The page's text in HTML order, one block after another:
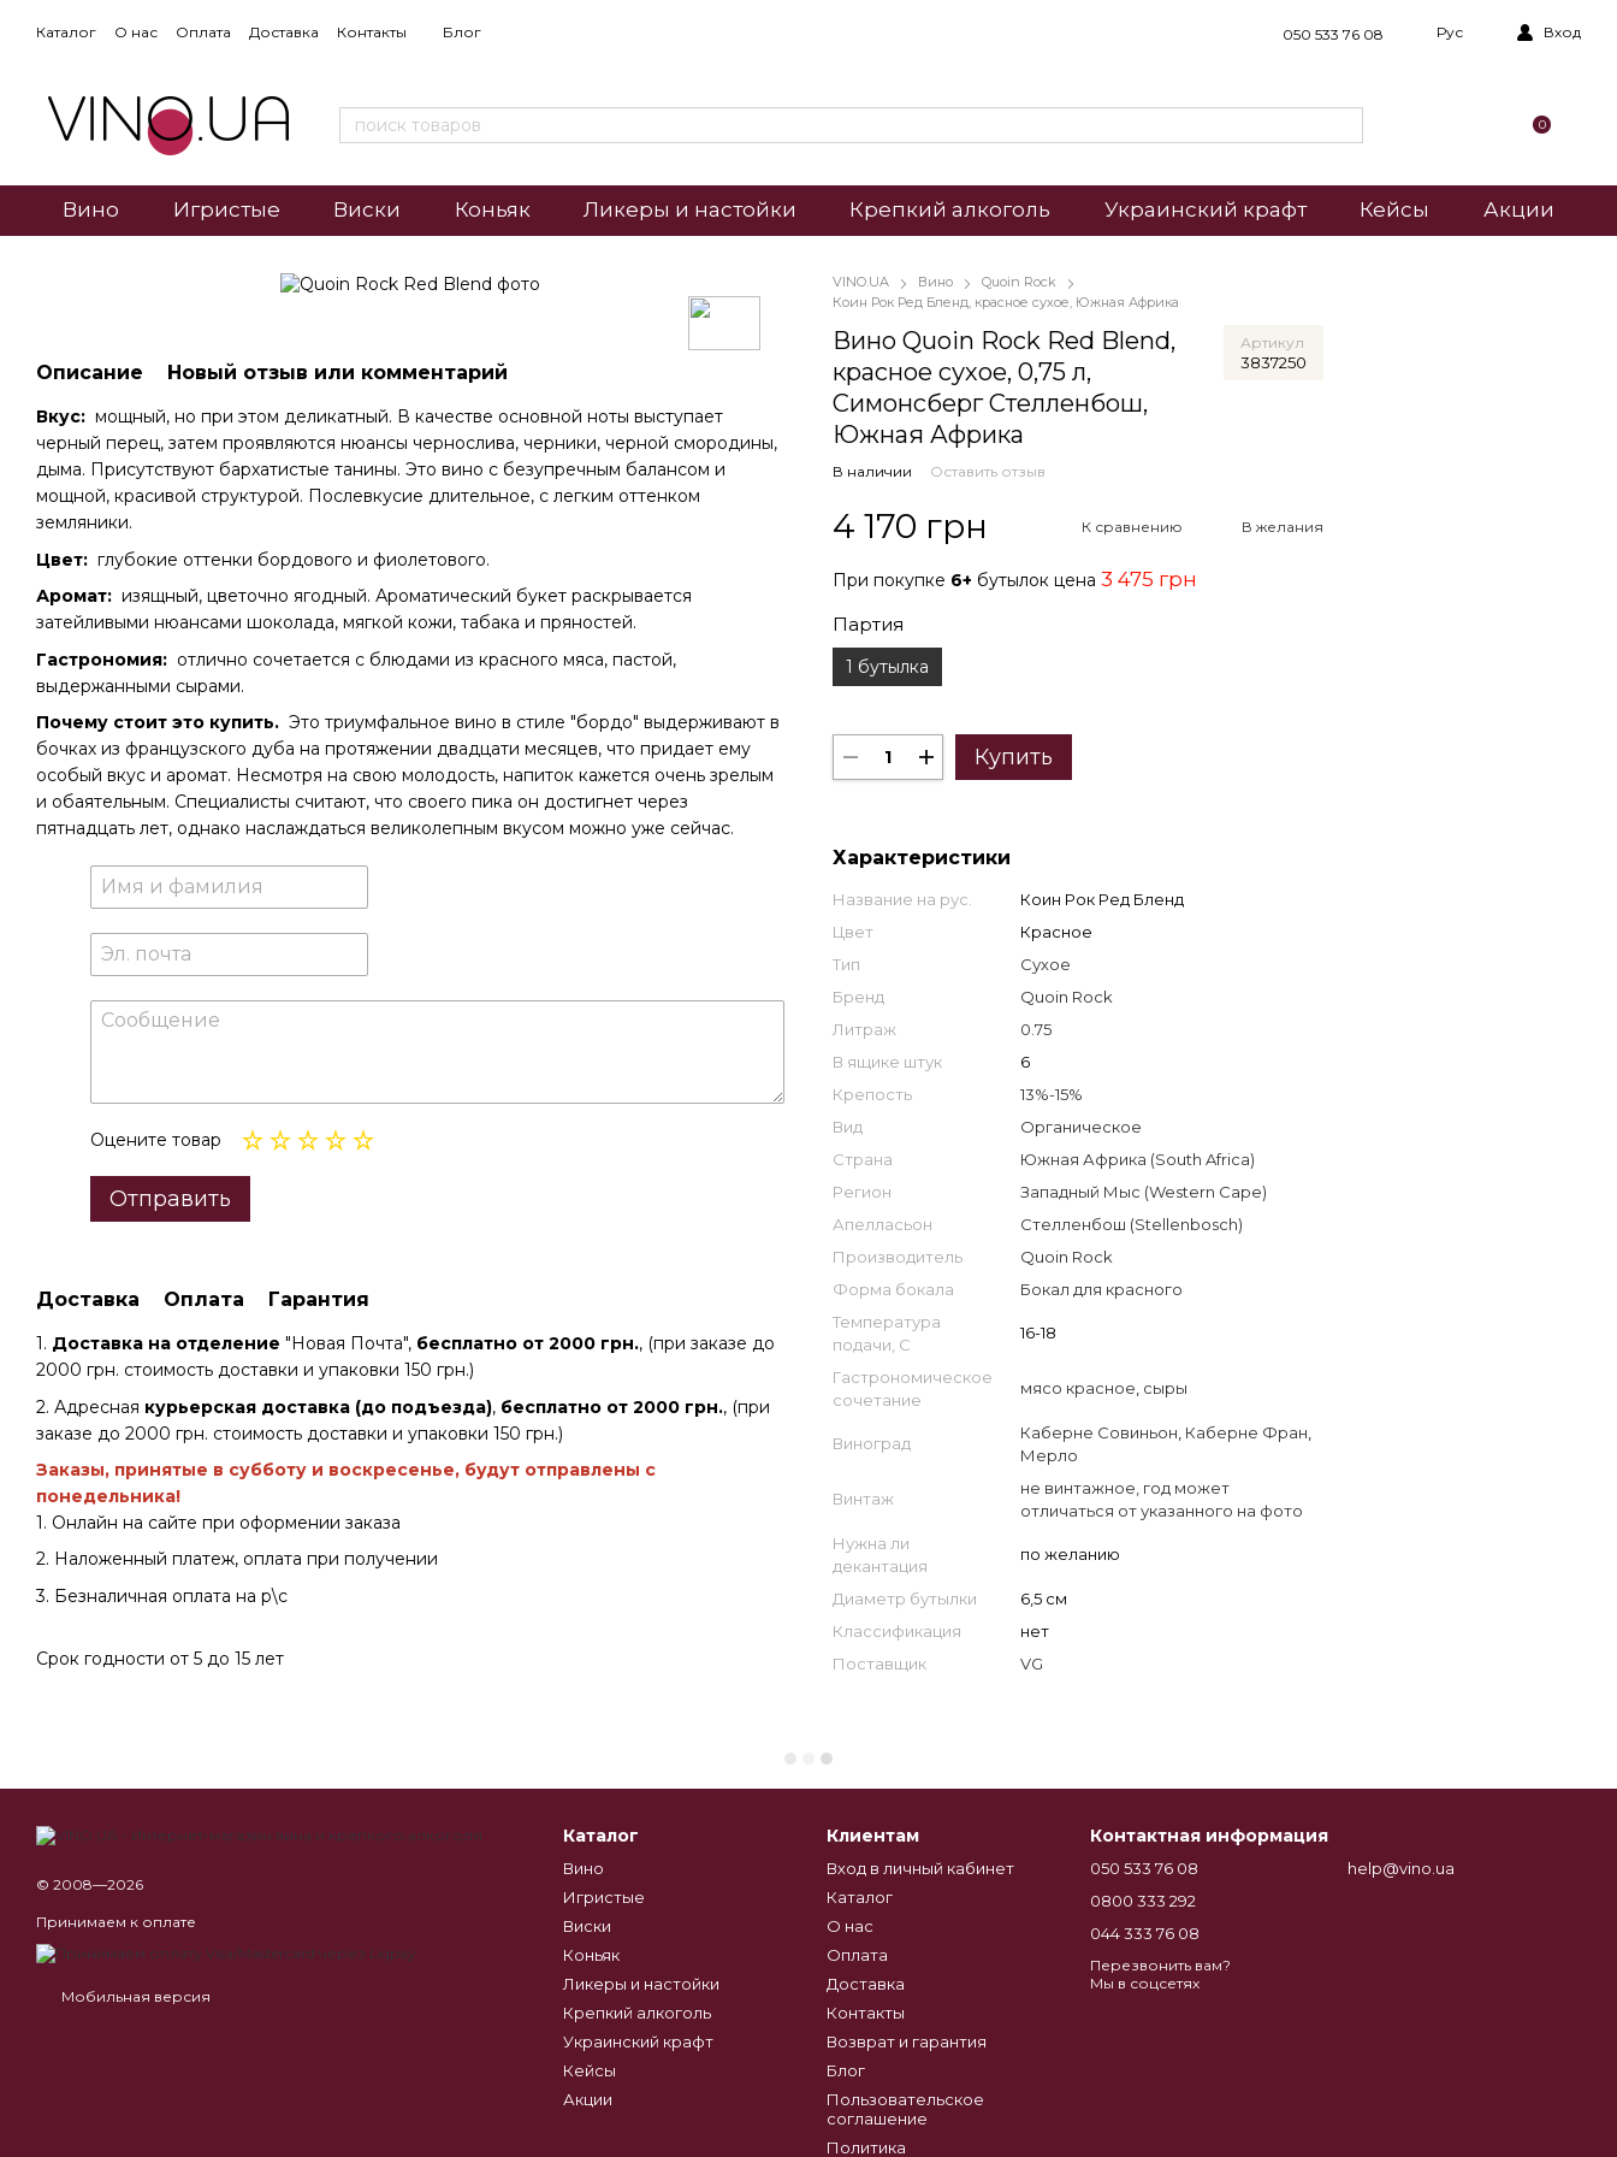
Каталог О нас Оплата Доставка Контакты Блог 050 533 76 08 Рус Вход
0
Вино Игристые Виски Коньяк Ликеры и настойки Крепкий алкоголь Украинский крафт Кейсы Акции
Описание Новый отзыв или комментарий
Вкус: мощный, но при этом деликатный. В качестве основной ноты выступает
черный перец, затем проявляются нюансы чернослива, черники, черной смородины,
дыма. Присутствуют бархатистые танины. Это вино с безупречным балансом и
мощной, красивой структурой. Послевкусие длительное, с легким оттенком
земляники.
Цвет: глубокие оттенки бордового и фиолетового.
Аромат: изящный, цветочно ягодный. Ароматический букет раскрывается
затейливыми нюансами шоколада, мягкой кожи, табака и пряностей.
Гастрономия: отлично сочетается с блюдами из красного мяса, пастой,
выдержанными сырами.
Почему стоит это купить. Это триумфальное вино в стиле "бордо" выдерживают в
бочках из французского дуба на протяжении двадцати месяцев, что придает ему
особый вкус и аромат. Несмотря на свою молодость, напиток кажется очень зрелым
и обаятельным. Специалисты считают, что своего пика он достигнет через
пятнадцать лет, однако наслаждаться великолепным вкусом можно уже сейчас.
Оцените товар
Отправить
Доставка Оплата Гарантия
1. Доставка на отделение "Новая Почта", бесплатно от 2000 грн., (при заказе до
2000 грн. стоимость доставки и упаковки 150 грн.)
2. Адресная курьерская доставка (до подъезда), бесплатно от 2000 грн., (при
заказе до 2000 грн. стоимость доставки и упаковки 150 грн.)
Заказы, принятые в субботу и воскресенье, будут отправлены с
понедельника!
1. Онлайн на сайте при оформении заказа
2. Наложенный платеж, оплата при получении
3. Безналичная оплата на р\с
Срок годности от 5 до 15 лет
VINO.UA Вино
Quoin Rock
Коин Рок Ред Бленд, красное сухое, Южная Африка
Вино Quoin Rock Red Blend,
красное сухое, 0,75 л,
Симонсберг Стелленбош,
Южная Африка
Артикул
3837250
В наличии Оставить отзыв
4 170 грн К сравнению В желания
При покупке 6+ бутылок цена 3 475 грн
Партия
1 бутылка
Купить
Характеристики
Название на рус.
Коин Рок Ред Бленд
Цвет
Красное
Тип
Сухое
Бренд
Quoin Rock
Литраж
0.75
В ящике штук
6
Крепость
13%-15%
Вид
Органическое
Страна
Южная Африка (South Africa)
Регион
Западный Мыс (Western Cape)
Апелласьон
Стелленбош (Stellenbosch)
Производитель
Quoin Rock
Форма бокала
Бокал для красного
Температура
подачи, С
16-18
Гастрономическое
сочетание
мясо красное сыры
Виноград
Каберне Совиньон Каберне Фран
Мерло
Винтаж
не винтажное, год может
отличаться от указанного на фото
Нужна ли
декантация
по желанию
Диаметр бутылки
6,5 см
Классификация
нет
Поставщик
VG
© 2008—2026
Принимаем к оплате
Мобильная версия
Каталог
Вино
Игристые
Виски
Коньяк
Ликеры и настойки
Крепкий алкоголь
Украинский крафт
Кейсы
Акции
Клиентам
Вход в личный кабинет
Каталог
О нас
Оплата
Доставка
Контакты
Возврат и гарантия
Блог
Пользовательское
соглашение
Политика
Контактная информация
050 533 76 08
0800 333 292
044 333 76 08
Перезвонить вам?
help@vino.ua
Мы в соцсетях